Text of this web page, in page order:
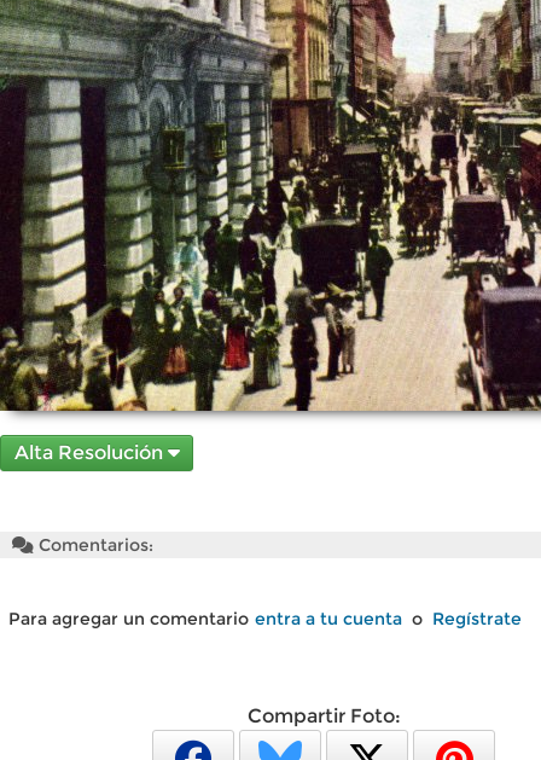
Alta Resolución
Comentarios:
Para agregar un comentario entra a tu cuenta o Regístrate
Compartir Foto: